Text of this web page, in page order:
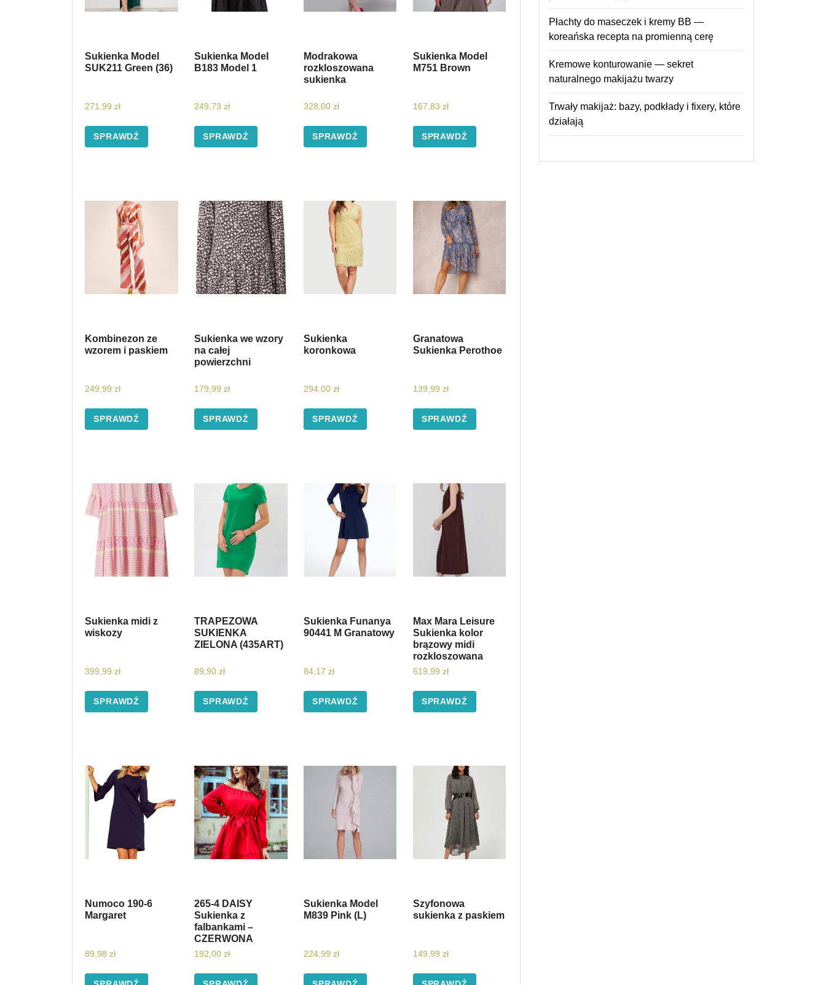
Sukienka Model
SUK211 Green (36)
271,99 zł
SPRAWDŹ
Sukienka Model
B183 Model 1
249,73 zł
SPRAWDŹ
Modrakowa
rozkloszowana
sukienka
328,00 zł
SPRAWDŹ
Sukienka Model
M751 Brown
167,83 zł
SPRAWDŹ
Kombinezon ze
wzorem i paskiem
249,99 zł
SPRAWDŹ
Sukienka we wzory
na całej
powierzchni
179,99 zł
SPRAWDŹ
Sukienka
koronkowa
294,00 zł
SPRAWDŹ
Granatowa
Sukienka Perothoe
139,99 zł
SPRAWDŹ
Sukienka midi z
wiskozy
399,99 zł
SPRAWDŹ
TRAPEZOWA
SUKIENKA
ZIELONA (435ART)
89,90 zł
SPRAWDŹ
Sukienka Funanya
90441 M Granatowy
84,17 zł
SPRAWDŹ
Max Mara Leisure
Sukienka kolor
brązowy midi
rozkloszowana
619,99 zł
SPRAWDŹ
Numoco 190-6
Margaret
89,98 zł
265-4 DAISY
Sukienka z
falbankami –
CZERWONA
192,00 zł
Sukienka Model
M839 Pink (L)
224,99 zł
Szyfonowa
sukienka z paskiem
149,99 zł
Płachty do maseczek i kremy BB —
koreańska recepta na promienną cerę
Kremowe konturowanie — sekret
naturalnego makijażu twarzy
Trwały makijaż: bazy, podkłady i fixery, które
działają